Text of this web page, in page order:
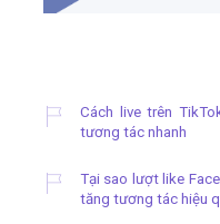
Cách live trên
tương tác nhanh
Tại sao lượt like
tăng tương tác hiệu